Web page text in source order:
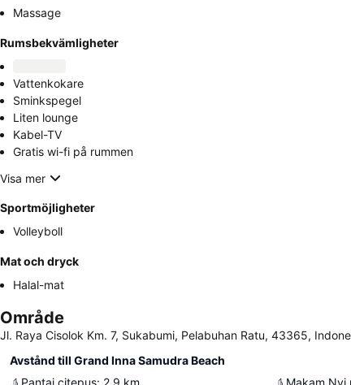
Massage
Rumsbekvämligheter
Vattenkokare
Sminkspegel
Liten lounge
Kabel-TV
Gratis wi-fi på rummen
Visa mer
Sportmöjligheter
Volleyboll
Mat och dryck
Halal-mat
Område
Jl. Raya Cisolok Km. 7, Sukabumi, Pelabuhan Ratu, 43365,
Avstånd till Grand Inna Samudra Beach
Pantai citepus: 2.9 km
Makam Nyi